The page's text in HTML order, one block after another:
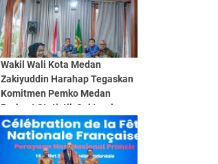
Wakil Wali Kota Medan
Zakiyuddin Harahap Tegaskan
Komitmen Pemko Medan
Perkuat Statistik Sektoral
Lewat EPSS